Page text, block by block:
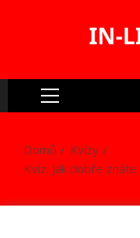
IN-
Primary
Domů
Kvízy
Kvíz: Jak dobře